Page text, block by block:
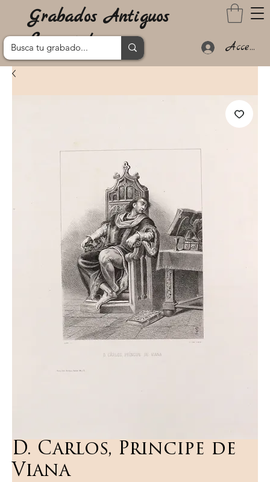
Grabados Antiguos
Lanzarote
Acceder
D. Carlos, Principe de
Viana